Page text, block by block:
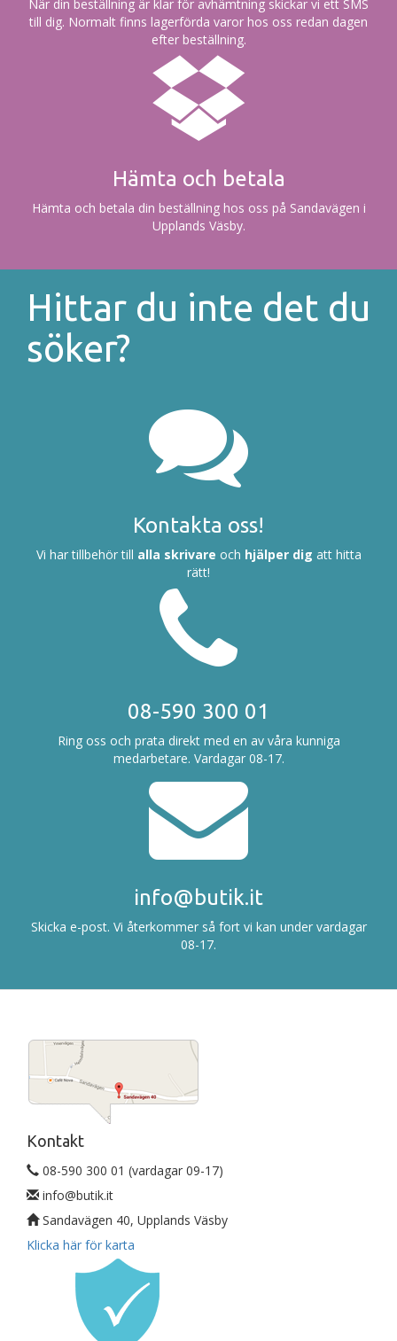
När din beställning är klar för avhämtning skickar vi ett SMS
till dig. Normalt finns lagerförda varor hos oss redan dagen
efter beställning.
Hämta och betala
Hämta och betala din beställning hos oss på Sandavägen i
Upplands Väsby.
Hittar du inte det du
söker?
Kontakta oss!
Vi har tillbehör till alla skrivare och hjälper dig att hitta
rätt!
08-590 300 01
Ring oss och prata direkt med en av våra kunniga
medarbetare. Vardagar 08-17.
info@butik.it
Skicka e-post. Vi återkommer så fort vi kan under vardagar
08-17.
Kontakt
08-590 300 01 (vardagar 09-17)
info@butik.it
Sandavägen 40, Upplands Väsby
Klicka här för karta